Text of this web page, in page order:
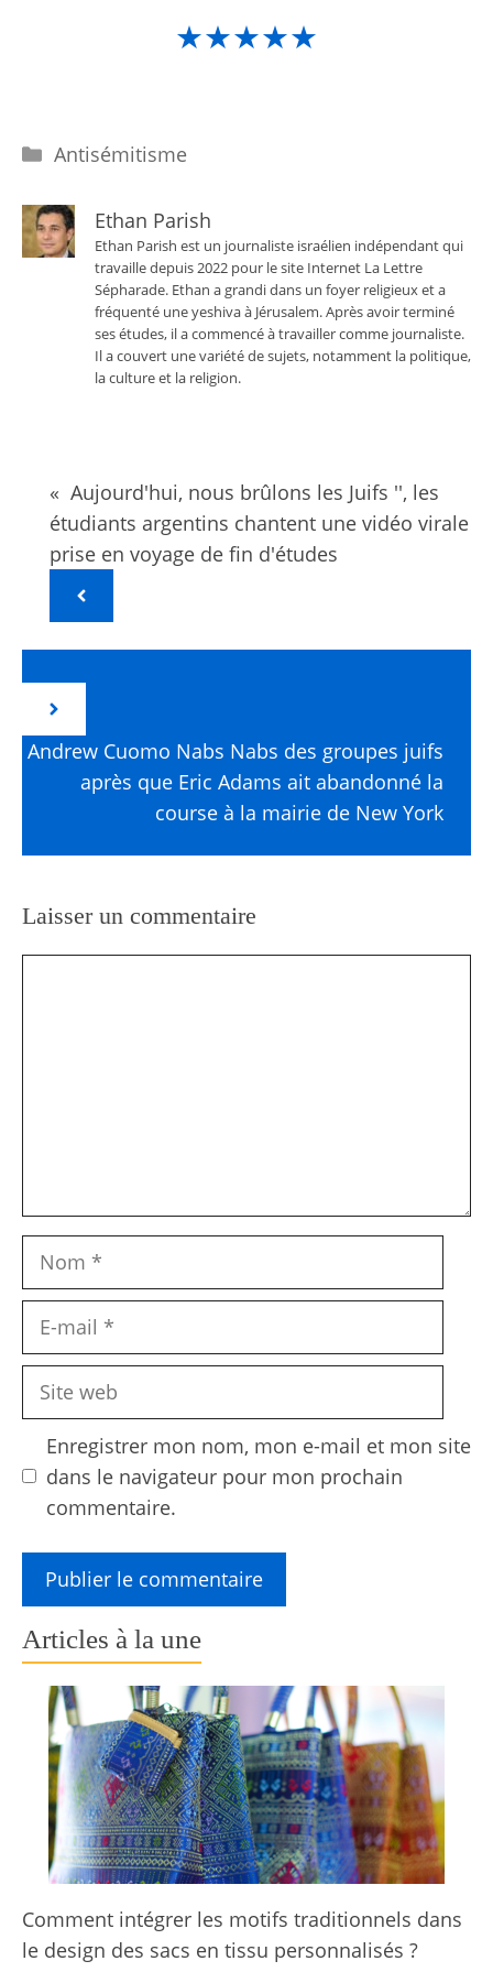
★★★★★
Catégories
Antisémitisme
Ethan Parish
Ethan Parish est un journaliste israélien indépendant qui
travaille depuis 2022 pour le site Internet La Lettre
Sépharade. Ethan a grandi dans un foyer religieux et a
fréquenté une yeshiva à Jérusalem. Après avoir terminé
ses études, il a commencé à travailler comme journaliste.
Il a couvert une variété de sujets, notamment la politique,
la culture et la religion.
« Aujourd'hui, nous brûlons les Juifs '', les
étudiants argentins chantent une vidéo virale
prise en voyage de fin d'études
Andrew Cuomo Nabs Nabs des groupes juifs
après que Eric Adams ait abandonné la
course à la mairie de New York
Laisser un commentaire
Nom
Site
Enregistrer mon nom, mon e-mail et mon site
dans le navigateur pour mon prochain
commentaire.
Articles à la une
Comment intégrer les motifs traditionnels dans
le design des sacs en tissu personnalisés ?